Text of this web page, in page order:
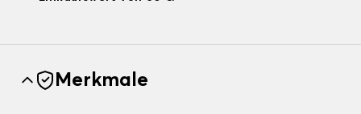
Merkmale